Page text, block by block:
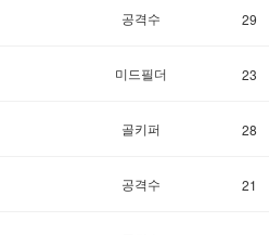
공격수 29
미드필더 23
골키퍼 28
공격수 21